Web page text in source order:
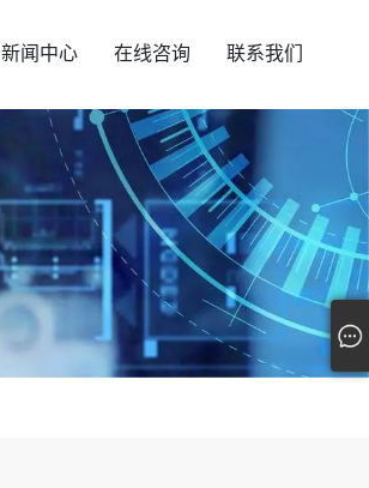
新闻中心 在线咨询 联系我们